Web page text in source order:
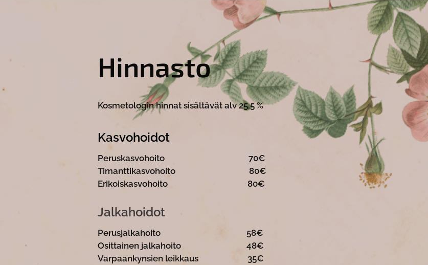
Hinnasto
Kosmetologin hinnat sisältävät alv 25,5 %
Kasvohoidot
Peruskasvohoito 70€
Timanttikasvohoito 80€
Erikoiskasvohoito 80€
Jalkahoidot
Perusjalkahoito 58€
Osittainen jalkahoito 48€
Varpaankynsien leikkaus 35€